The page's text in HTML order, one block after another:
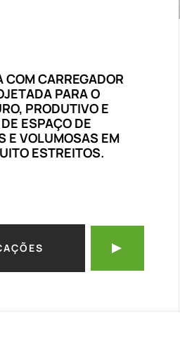
CARREGADOR
PARA O
PRODUTIVO E
ESPAÇO DE
E VOLUMOSAS EM
ESTREITOS.